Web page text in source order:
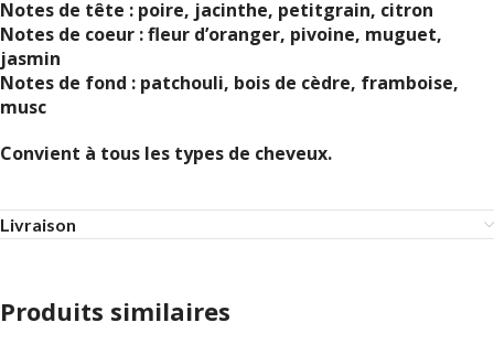
Notes de tête : poire, jacinthe, petitgrain, citron
Notes de coeur : fleur d’oranger, pivoine, muguet,
jasmin
Notes de fond : patchouli, bois de cèdre, framboise,
musc
Convient à tous les types de cheveux.
Livraison
Produits similaires